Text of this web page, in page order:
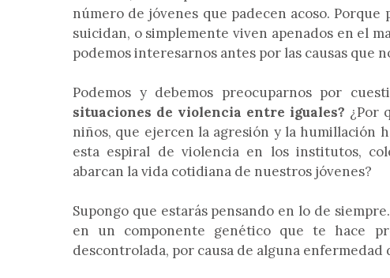
número de jóvenes que padecen acoso.
suicidan, o simplemente viven apenados en el
podemos interesarnos antes por las causas que
Podemos y debemos preocuparnos por
situaciones de violencia entre iguales? ¿Por
niños, que ejercen la agresión y la humillación
esta espiral de violencia en los institutos,
abarcan la vida cotidiana de nuestros jóvenes?
Supongo que estarás pensando en lo de
en un componente genético que te hace
descontrolada, por causa de alguna enfermedad